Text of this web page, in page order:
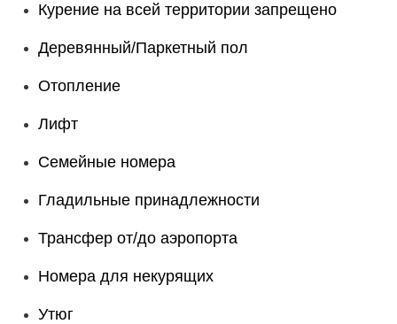
Курение на всей территории запрещено
Деревянный/Паркетный пол
Отопление
Лифт
Семейные номера
Гладильные принадлежности
Трансфер от/до аэропорта
Номера для некурящих
Утюг